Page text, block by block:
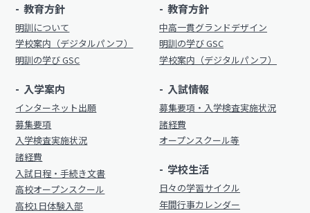
教育方針
明訓について
学校案内（デジタルパンフ）
明訓の学び GSC
入学案内
インターネット出願
募集要項
入学検査実施状況
諸経費
入試日程・手続き文書
高校オープンスクール
高校1日体験入部
教育方針
中高一貫グランドデザイン
明訓の学び GSC
学校案内（デジタルパンフ）
入試情報
募集要項・入学検査実施状況
諸経費
オープンスクール等
学校生活
日々の学習サイクル
年間行事カレンダー